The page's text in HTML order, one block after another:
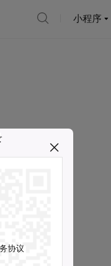
小程序
协议